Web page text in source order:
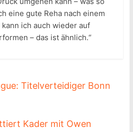
eine gute Reha nach einem
ich auch wieder auf
– das ist ähnlich.“
Titelverteidiger Bonn
Kader mit Owen